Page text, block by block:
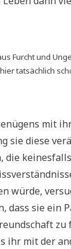
Furcht und
tatsächlich
mit
sie diese
würde,
sie ein
zu
ihr mit der